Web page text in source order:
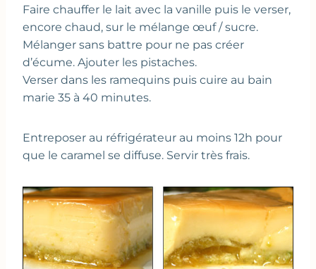
Faire chauffer le lait avec la vanille puis le verser,
encore chaud, sur le mélange œuf / sucre.
Mélanger sans battre pour ne pas créer
d’écume. Ajouter les pistaches.
Verser dans les ramequins puis cuire au bain
marie 35 à 40 minutes.
Entreposer au réfrigérateur au moins 12h pour
que le caramel se diffuse. Servir très frais.